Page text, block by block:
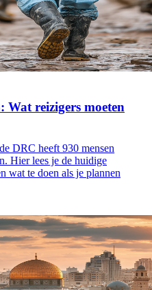
reizigers moeten
DRC heeft 930 mensen
Hier lees je de huidige
wat te doen als je plannen